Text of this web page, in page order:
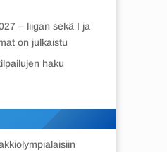
– liigan sekä I ja
on julkaistu
haku